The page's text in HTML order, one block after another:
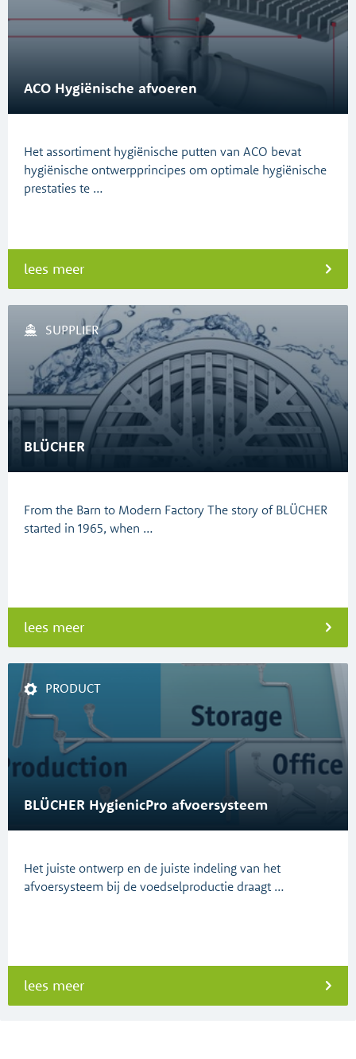
ACO Hygiënische afvoeren
Het assortiment hygiënische putten van ACO bevat
hygiënische ontwerpprincipes om optimale hygiënische
prestaties te …
lees meer
SUPPLIER
BLÜCHER
From the Barn to Modern Factory The story of BLÜCHER
started in 1965, when …
lees meer
PRODUCT
BLÜCHER HygienicPro afvoersysteem
Het juiste ontwerp en de juiste indeling van het
afvoersysteem bij de voedselproductie draagt …
lees meer